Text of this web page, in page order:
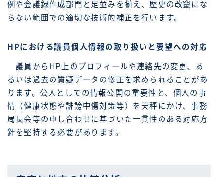
例や会議録作成部門と足並みを揃え、歴史の改竄にな
らない範囲での適切な技術的補正を行います。
HPにおける議員個人情報の取り扱いと要望への対応
議員からHP上のプロフィールや連絡先の変更、あ
るいは過去の質疑データの修正を求められることがあ
ります。公人としての情報公開の重要性と、個人の事
情（健康状態や誹謗中傷対策等）を天秤にかけ、事務
局長会等の申し合わせに基づいた一貫性のある対応方
針を堅持する必要があります。